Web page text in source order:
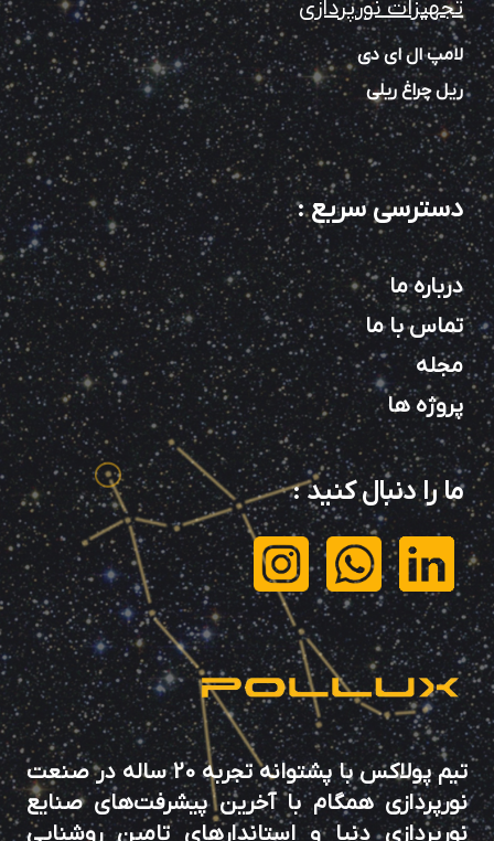
تجهیزات نورپردازی
لامپ ال ای دی
ریل چراغ ریلی
دسترسی سریع:
درباره ما
تماس با ما
مجله
پروژه ها
ما را دنبال کنید:
تیم پولاکس با پشتوانه تجربه 20 ساله در صنعت
نورپردازی همگام با آخرین پیشرفت‌های صنایع
نورپردازی دنیا و استاندارهای تامین روشنایی